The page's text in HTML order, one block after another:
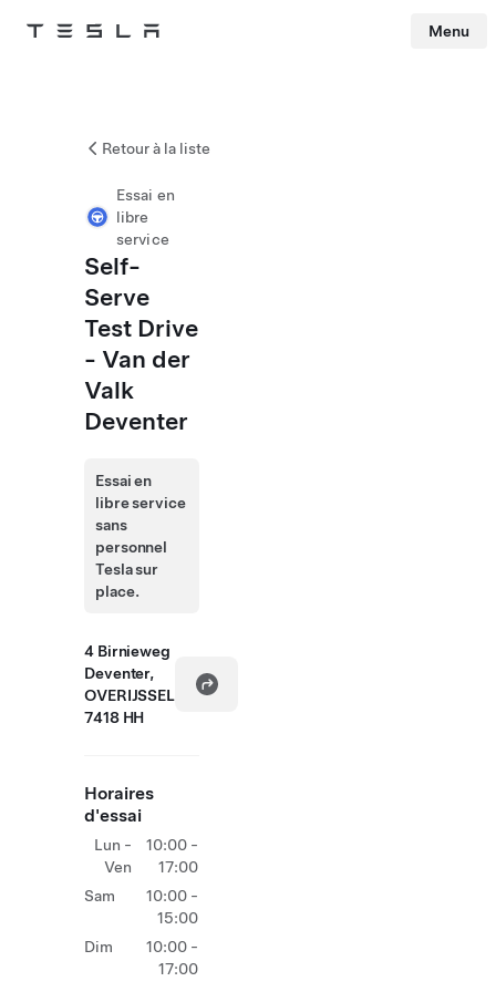
Tesla Menu
Retour à la liste
Essai en
libre
service
Self-
Serve
Test Drive
- Van der
Valk
Deventer
Essai en
libre service
sans
personnel
Tesla sur
place.
4 Birnieweg
Deventer,
OVERIJSSEL
7418 HH
Horaires
d'essai
Lun -
Ven
10:00 -
17:00
Sam
10:00 -
15:00
Dim
10:00 -
17:00